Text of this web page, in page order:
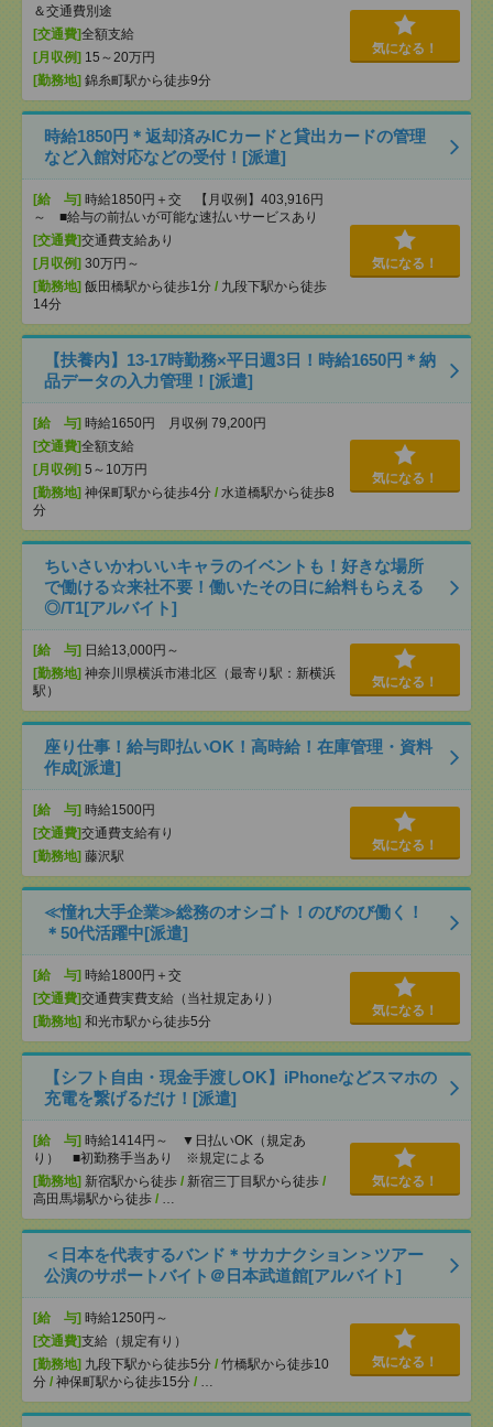
＆交通費別途
[交通費]全額支給
[月収例] 15～20万円
[勤務地] 錦糸町駅から徒歩9分
気になる！
時給1850円＊返却済みICカードと貸出カードの管理
など入館対応などの受付！[派遣]
[給 与] 時給1850円＋交 【月収例】403,916円
～ ■給与の前払いが可能な速払いサービスあり
[交通費]交通費支給あり
[月収例] 30万円～
[勤務地] 飯田橋駅から徒歩1分 / 九段下駅から徒歩
14分
気になる！
【扶養内】13-17時勤務×平日週3日！時給1650円＊納
品データの入力管理！[派遣]
[給 与] 時給1650円 月収例 79,200円
[交通費]全額支給
[月収例] 5～10万円
[勤務地] 神保町駅から徒歩4分 / 水道橋駅から徒歩8
分
気になる！
ちいさいかわいいキャラのイベントも！好きな場所
で働ける☆来社不要！働いたその日に給料もらえる
◎/T1[アルバイト]
[給 与] 日給13,000円～
[勤務地] 神奈川県横浜市港北区（最寄り駅：新横浜
駅）
気になる！
座り仕事！給与即払いOK！高時給！在庫管理・資料
作成[派遣]
[給 与] 時給1500円
[交通費]交通費支給有り
[勤務地] 藤沢駅
気になる！
≪憧れ大手企業≫総務のオシゴト！のびのび働く！
＊50代活躍中[派遣]
[給 与] 時給1800円＋交
[交通費]交通費実費支給（当社規定あり）
[勤務地] 和光市駅から徒歩5分
気になる！
【シフト自由・現金手渡しOK】iPhoneなどスマホの
充電を繋げるだけ！[派遣]
[給 与] 時給1414円～ ▼日払いOK（規定あ
り） ■初勤務手当あり ※規定による
[勤務地] 新宿駅から徒歩 / 新宿三丁目駅から徒歩 /
高田馬場駅から徒歩 / …
気になる！
＜日本を代表するバンド＊サカナクション＞ツアー
公演のサポートバイト＠日本武道館[アルバイト]
[給 与] 時給1250円～
[交通費]支給（規定有り）
[勤務地] 九段下駅から徒歩5分 / 竹橋駅から徒歩10
分 / 神保町駅から徒歩15分 / …
気になる！